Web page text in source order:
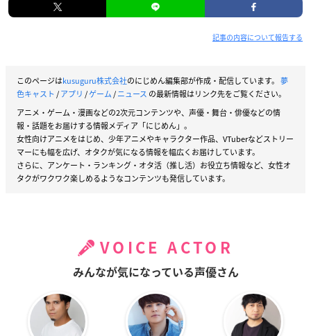
記事の内容について報告する
このページはkusuguru株式会社のにじめん編集部が作成・配信しています。 夢
色キャスト /アプリ /ゲーム/ニュース の最新情報はリンク先をご覧ください。
アニメ・ゲーム・漫画などの2次元コンテンツや、声優・舞台・俳優などの情
報・話題をお届けする情報メディア「にじめん」。
女性向けアニメをはじめ、少年アニメやキャラクター作品、VTuberなどストリー
マーにも幅を広げ、オタクが気になる情報を幅広くお届けしています。
さらに、アンケート・ランキング・オタ活（推し活）お役立ち情報など、女性オ
タクがワクワク楽しめるようなコンテンツも発信しています。
VOICE ACTOR
みんなが気になっている声優さん